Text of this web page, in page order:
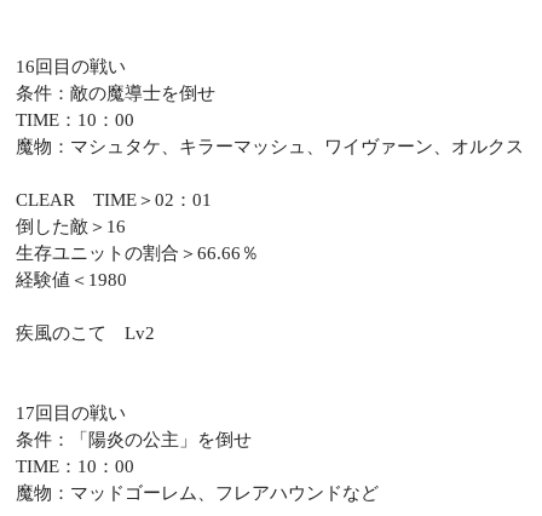
16回目の戦い
条件：敵の魔導士を倒せ
TIME：10：00
魔物：マシュタケ、キラーマッシュ、ワイヴァーン、オルクス
CLEAR TIME＞02：01
倒した敵＞16
生存ユニットの割合＞66.66％
経験値＜1980
疾風のこて Lv2
17回目の戦い
条件：「陽炎の公主」を倒せ
TIME：10：00
魔物：マッドゴーレム、フレアハウンドなど